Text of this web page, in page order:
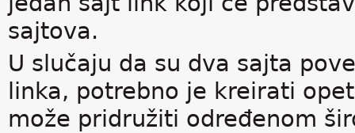
sajtova.
U slučaju da su dva sajta
linka, potrebno je kreirati
može pridružiti određenom